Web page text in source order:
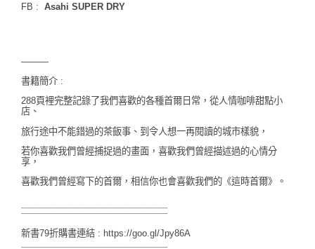
FB : Asahi SUPER DRY
———
書籍簡介 :
288頁裡完整記錄了我們喜歡的各種首爾日常， 從人情咖啡甜點小
店、
旅行途中不能錯過的茶飯事、到令人想一再閱讀的城市樣貌，
若你喜歡我們曾經捕捉過的畫面，喜歡我們曾經描述過的心情分
享，
喜歡我們曾經寫下的首爾，相信你也會喜歡我們的《這時首爾》。
新書79折購書連結 : https://goo.gl/Jpy86A